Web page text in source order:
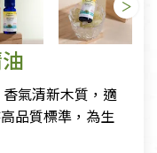
氣清新木質，適
品質標準，為生